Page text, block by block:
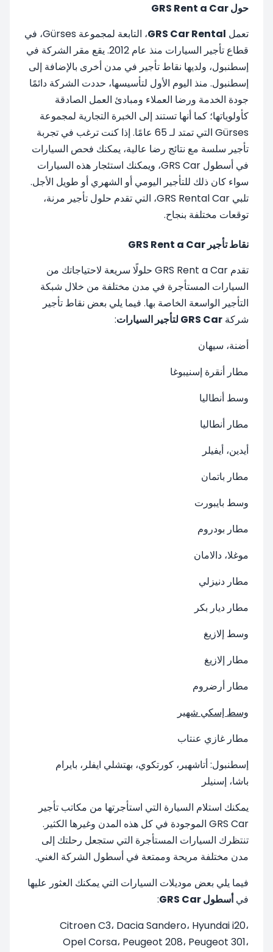
حول GRS Rent a Car
تعمل GRS Car Rental
، التابعة لمجموعة Gürses، في
قطاع تأجير السيارات منذ عام 2012. يقع مقر الشركة في
إسطنبول، ولديها نقاط تأجير في مدن أخرى بالإضافة إلى
إسطنبول. منذ اليوم الأول لتأسيسها، حددت الشركة دائمًا
جودة الخدمة ورضا العملاء ومبادئ العمل الصادقة
كأولوياتها؛ كما أنها تستند إلى الخبرة التجارية لمجموعة
Gürses التي تمتد لـ 65 عامًا. إذا كنت ترغب في تجربة
تأجير سلسة مع نتائج رضا عالية، يمكنك فحص السيارات
في أسطول GRS Car، ويمكنك استئجار هذه السيارات
سواء كان ذلك للتأجير اليومي أو الشهري أو طويل الأجل.
تلبي GRS Rental Car، التي تقدم حلول تأجير مرنة،
توقعات مختلفة بنجاح.
نقاط تأجير GRS Rent a Car
تقدم GRS Rent a Car حلولًا سريعة لاحتياجاتك من
السيارات المستأجرة في مدن مختلفة من خلال شبكة
التأجير الواسعة الخاصة بها. فيما يلي بعض نقاط تأجير
شركة GRS Car لتأجير السيارات
:
أضنة، سيهان
مطار أنقرة إسنيبوغا
وسط أنطاليا
مطار أنطاليا
أيدين، أيفيلر
مطار باتمان
وسط بايبورت
مطار بودروم
موغلا، دالامان
مطار دنيزلي
مطار ديار بكر
وسط إلازيغ
مطار إلازيغ
مطار أرضروم
وسط إسكي شهير
مطار غازي عنتاب
إسطنبول: أتاشهير، كورتكوي، بهتشلي ايفلر، بايرام
باشا، إسنيلر
يمكنك استلام السيارة التي استأجرتها من مكاتب تأجير
GRS Car الموجودة في كل هذه المدن وغيرها الكثير.
تنتظرك السيارات المستأجرة التي ستجعل رحلتك إلى
مدن مختلفة مريحة وممتعة في أسطول الشركة الغني.
فيما يلي بعض موديلات السيارات التي يمكنك العثور عليها
فيأسطول GRS Car
:
Citroen C3، Dacia Sandero، Hyundai i20،
Opel Corsa، Peugeot 208، Peugeot 301،